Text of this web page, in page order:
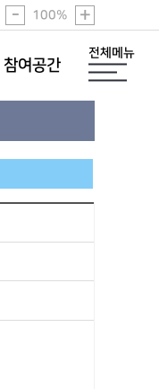
- 100% +
참여공간
전체메뉴